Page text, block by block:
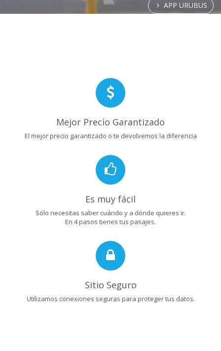
APP URUBUS
Mejor Precio Garantizado
El mejor precio garantizado o te devolvemos la diferencia
Es muy fácil
Sólo necesitas saber cuándo y a dónde quieres ir.
En 4 pasos tienes tus pasajes.
Sitio Seguro
Utilizamos conexiones seguras para proteger tus datos.